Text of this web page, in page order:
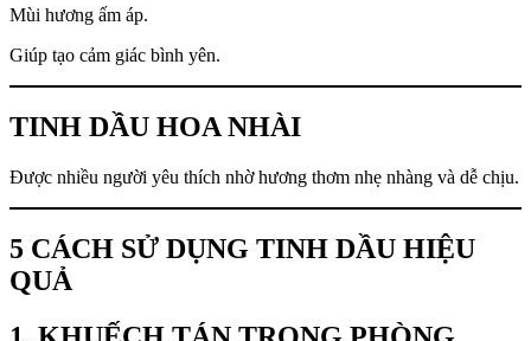
Mùi hương ấm áp.
Giúp tạo cảm giác bình yên.
TINH DẦU HOA NHÀI
Được nhiều người yêu thích nhờ hương thơm nhẹ nhàng và dễ chịu.
5 CÁCH SỬ DỤNG TINH DẦU HIỆU
QUẢ